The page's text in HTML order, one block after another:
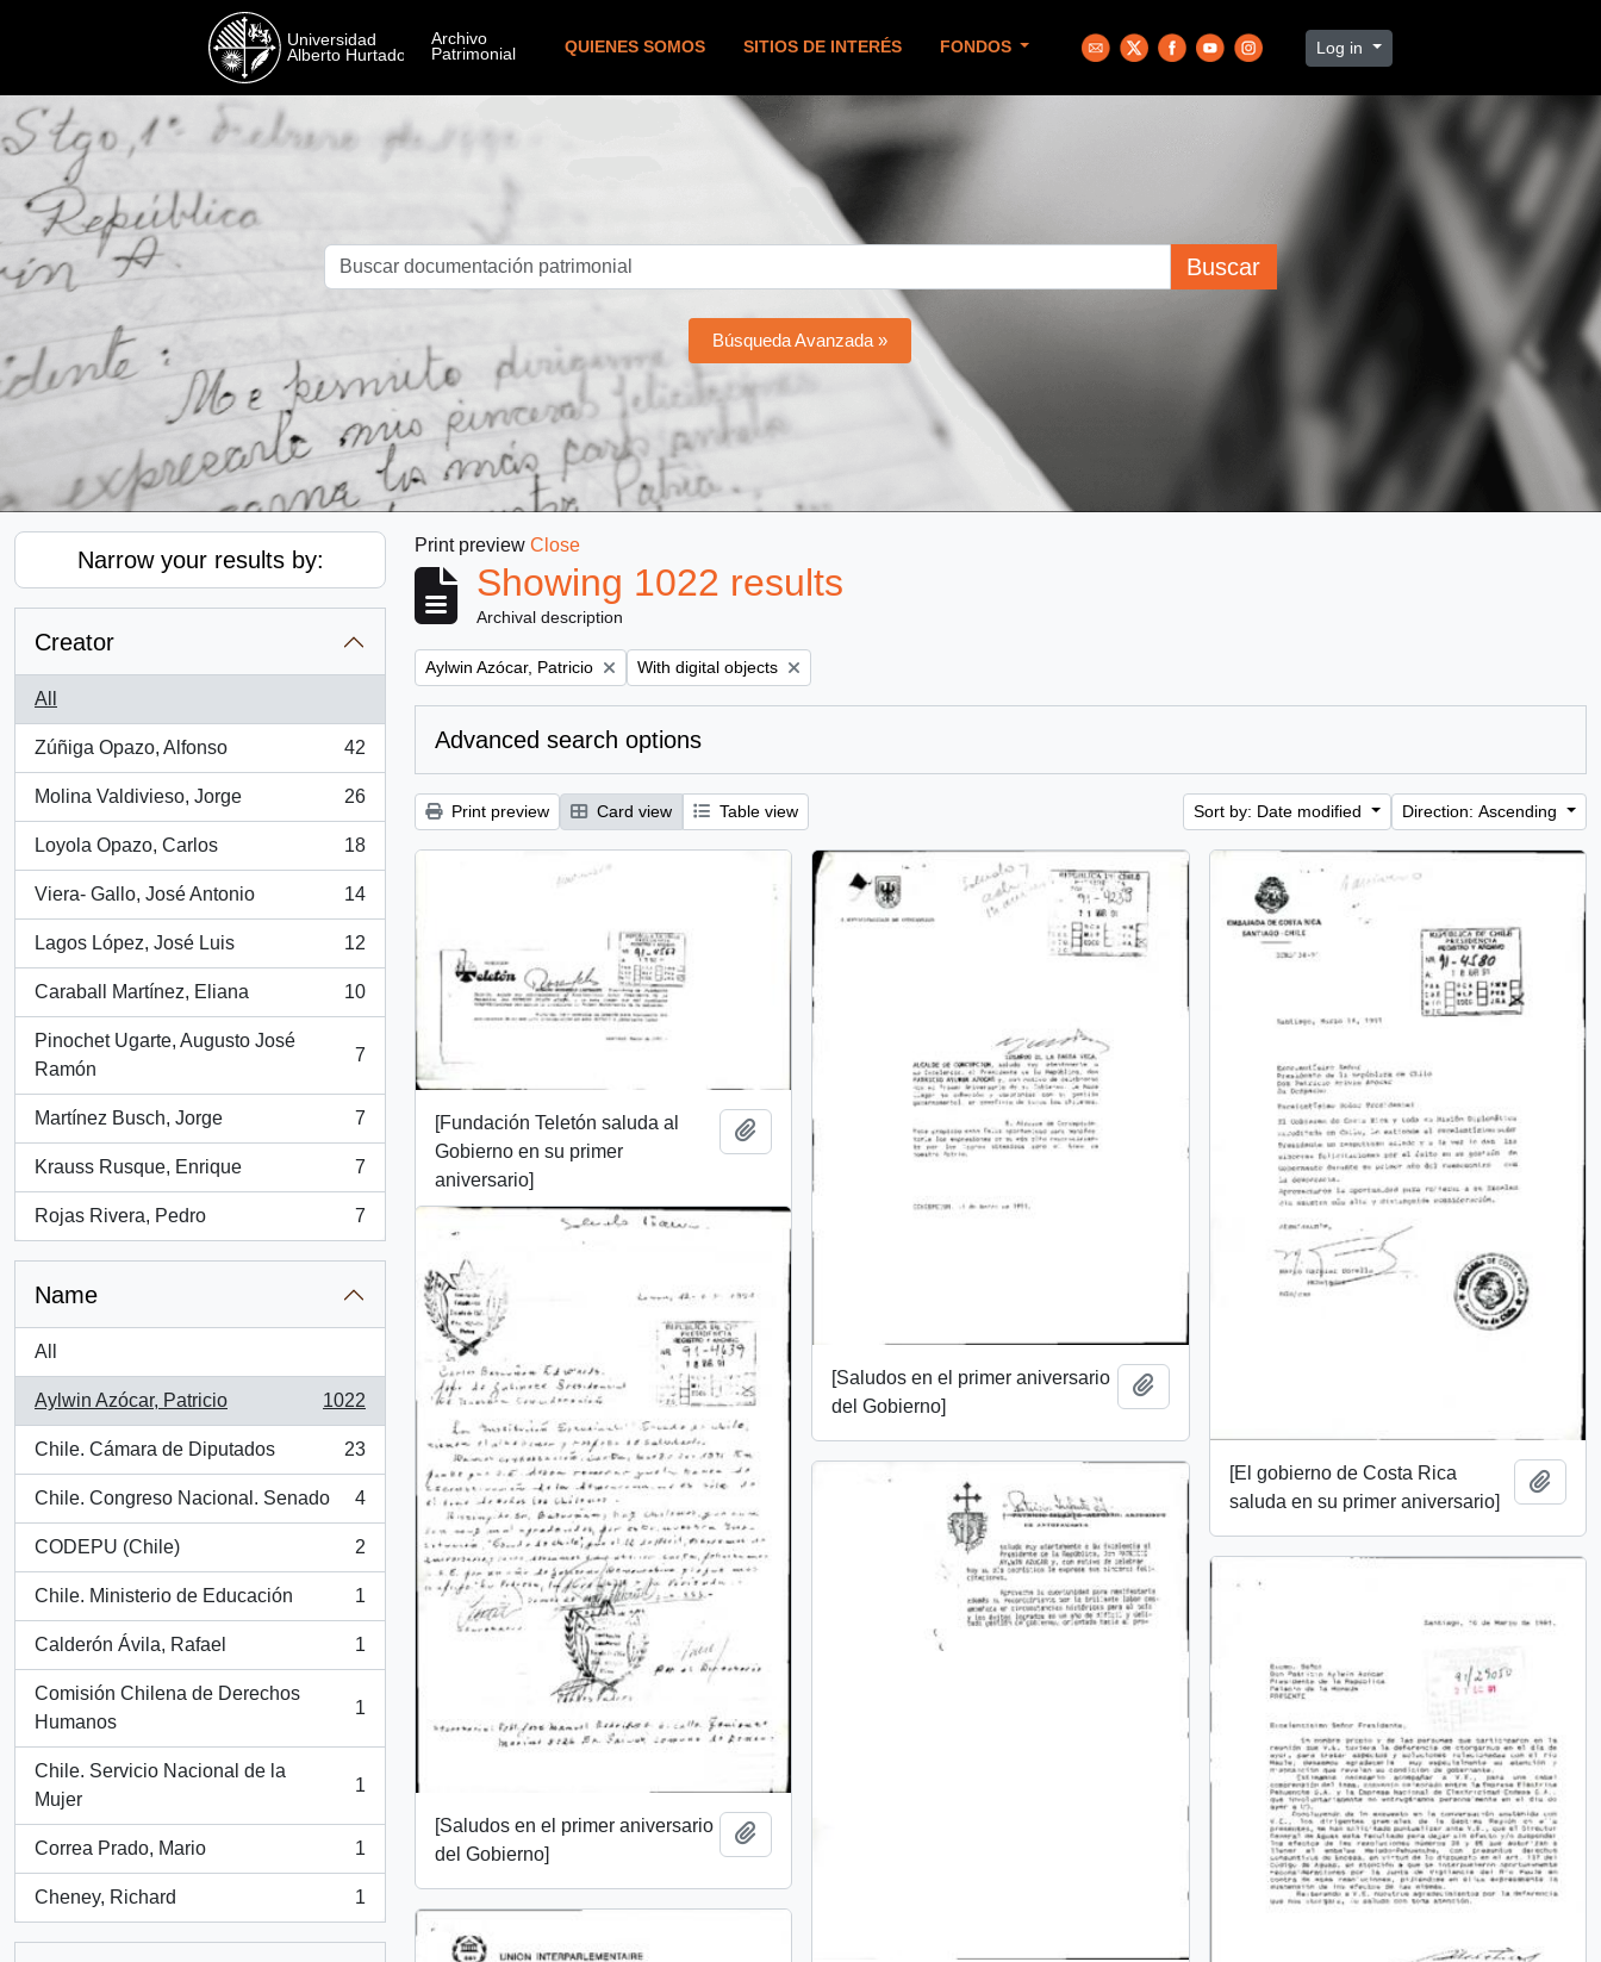
QUIENES SOMOS SITIOS DE INTERÉS FONDOS Log in
Buscar
Búsqueda Avanzada »
Narrow your results by:
Creator
All
Zúñiga Opazo, Alfonso
, 42 results
42
Molina Valdivieso, Jorge
, 26 results
26
Loyola Opazo, Carlos
, 18 results
18
Viera- Gallo, José Antonio
, 14 results
14
Lagos López, José Luis
, 12 results
12
Caraball Martínez, Eliana
, 10 results
10
Pinochet Ugarte, Augusto José
Ramón
, 7 results
7
Martínez Busch, Jorge
, 7 results
7
Krauss Rusque, Enrique
, 7 results
7
Rojas Rivera, Pedro
, 7 results
7
Name
All
Aylwin Azócar, Patricio
, 1022 results
1022
Chile. Cámara de Diputados
, 23 results
23
Chile. Congreso Nacional. Senado
, 4 results
4
CODEPU (Chile)
, 2 results
2
Chile. Ministerio de Educación
, 1 results
1
Calderón Ávila, Rafael
, 1 results
1
Comisión Chilena de Derechos
Humanos
, 1 results
1
Chile. Servicio Nacional de la
Mujer
, 1 results
1
Correa Prado, Mario
, 1 results
1
Cheney, Richard
, 1 results
1
Print preview Close
Showing 1022 results
Archival description
Remove filter:
Aylwin Azócar, Patricio Remove filter:
With digital objects
Advanced search options
Print preview Card view Table view Sort by: Date modified Direction: Ascending
[Fundación Teletón saluda al
Gobierno en su primer
aniversario]
Add to clipboard
[Saludos en el primer aniversario
del Gobierno]
Add to clipboard
[El gobierno de Costa Rica
saluda en su primer aniversario]
Add
[Saludos en el primer aniversario
del Gobierno]